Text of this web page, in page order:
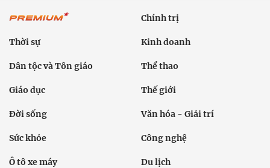
Chính trị
Thời sự Kinh doanh
Dân tộc và Tôn giáo Thể thao
Giáo dục Thế giới
Đời sống Văn hóa - Giải trí
Sức khỏe Công nghệ
Ô tô xe máy Du lịch